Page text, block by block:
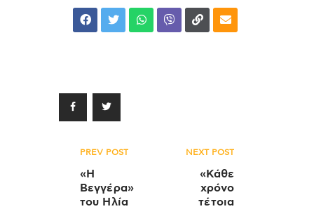
Πλοήγηση
άρθρων
PREV POST
«Η
Βεγγέρα»
του Ηλία
NEXT POST
«Κάθε
χρόνο
τέτοια